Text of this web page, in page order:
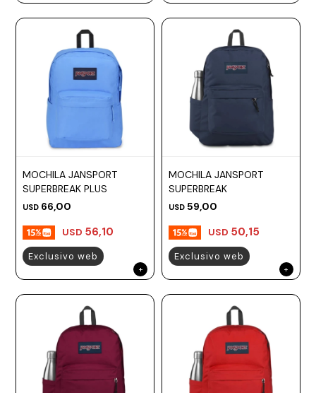
MOCHILA JANSPORT
SUPERBREAK PLUS
USD 66,00
USD 56,10
Exclusivo web
MOCHILA JANSPORT
SUPERBREAK
USD 59,00
USD 50,15
Exclusivo web